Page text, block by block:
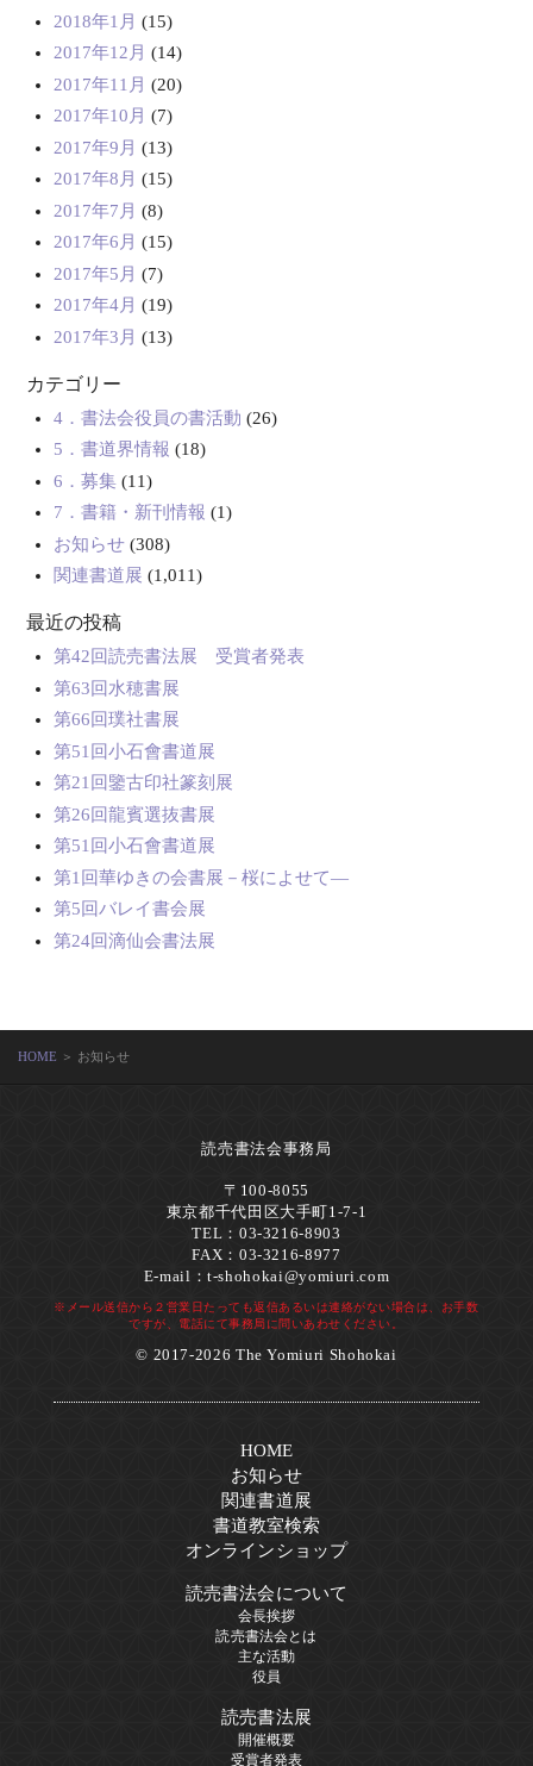
2018年1月 (15)
2017年12月 (14)
2017年11月 (20)
2017年10月 (7)
2017年9月 (13)
2017年8月 (15)
2017年7月 (8)
2017年6月 (15)
2017年5月 (7)
2017年4月 (19)
2017年3月 (13)
カテゴリー
4．書法会役員の書活動 (26)
5．書道界情報 (18)
6．募集(11)
7．書籍・新刊情報 (1)
お知らせ(308)
関連書道展 (1,011)
最近の投稿
第42回読売書法展 受賞者発表
第63回水穂書展
第66回璞社書展
第51回小石會書道展
第21回鑒古印社篆刻展
第26回龍賓選抜書展
第51回小石會書道展
第1回華ゆきの会書展－桜によせて―
第5回バレイ書会展
第24回滴仙会書法展
HOME ＞ お知らせ
読売書法会事務局
〒100-8055
東京都千代田区大手町1-7-1
TEL：03-3216-8903
FAX：03-3216-8977
E-mail：t-shohokai@yomiuri.com
※メール送信から２営業日たっても返信あるいは連絡がない場合は、お手数
ですが、電話にて事務局に問いあわせください。
© 2017-2026 The Yomiuri Shohokai
HOME
お知らせ
関連書道展
書道教室検索
オンラインショップ
読売書法会について
会長挨拶
読売書法会とは
主な活動
役員
読売書法展
開催概要
受賞者発表